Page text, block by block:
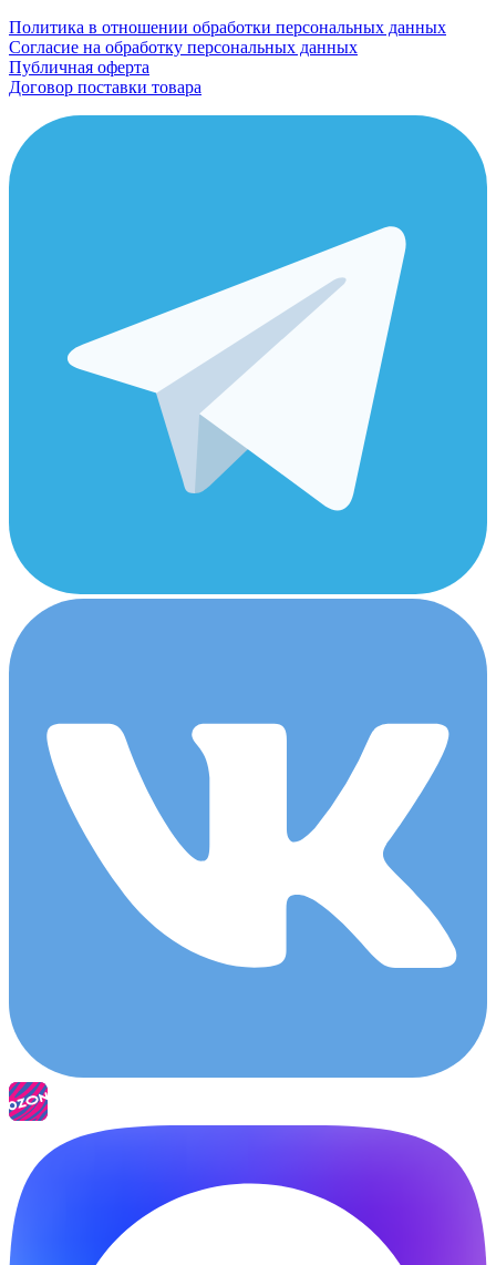
Политика в отношении обработки персональных данных
Согласие на обработку персональных данных
Публичная оферта
Договор поставки товара